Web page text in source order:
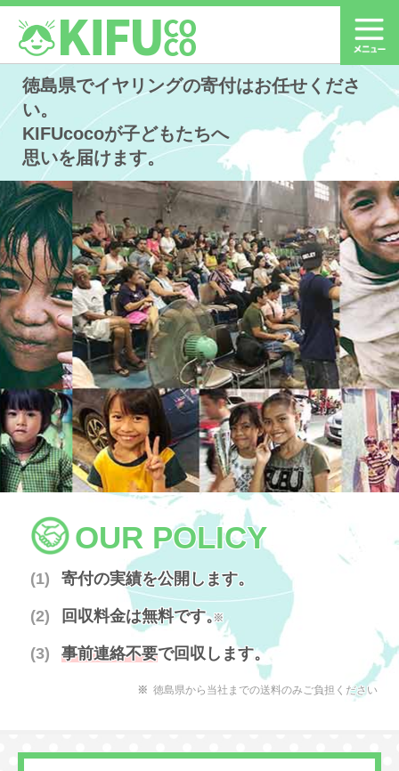
徳島県でイヤリングの寄付はお任せくださ
い。
KIFUcocoが子どもたちへ
思いを届けます。
OUR POLICY
寄付の実績を公開します。
回収料金は無料です。
※
事前連絡不要で回収します。
徳島県から当社までの送料のみご負担ください